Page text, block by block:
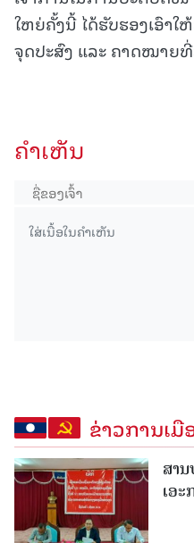
ໃຫຍ່ຄັ້ງນີ້ ໄດ້ຮັບຮອງເອົາ
ຈຸດປະສົງ ແລະ ຄາດໝາຍທີ່
ຄໍາເຫັນ
ຂ່າວການເມື
ສາ
ເອ